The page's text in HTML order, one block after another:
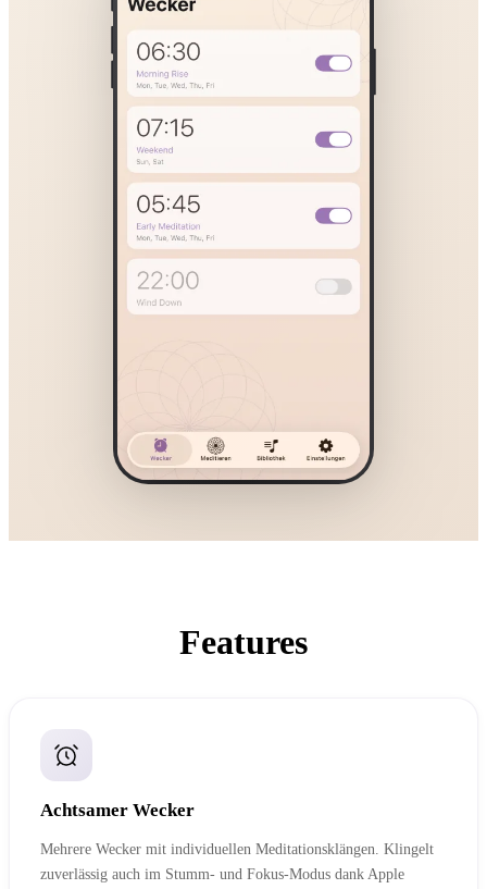
Features
Achtsamer Wecker
Mehrere Wecker mit individuellen Meditationsklängen. Klingelt
zuverlässig auch im Stumm- und Fokus-Modus dank Apple